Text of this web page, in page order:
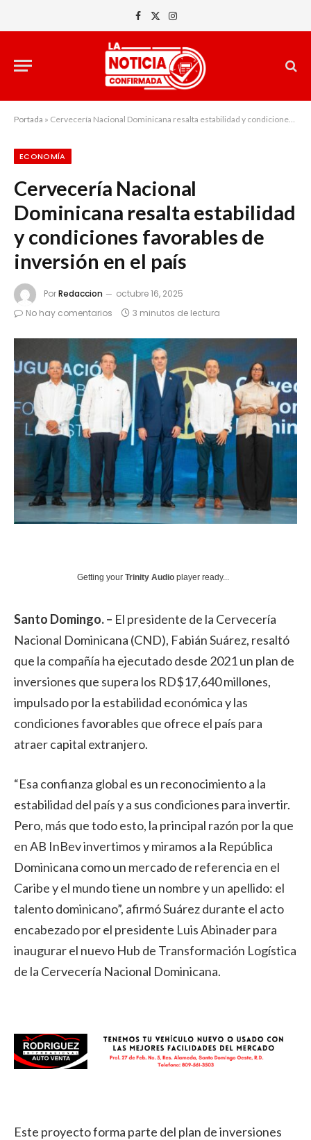
Facebook
X
Instagram
Portada » Cervecería Nacional Dominicana resalta estabilidad y condiciones favorables de inversión en el país
ECONOMÍA
Cervecería Nacional
Dominicana resalta estabilidad
y condiciones favorables de
inversión en el país
PorRedaccion
octubre 16, 2025
No hay comentarios
3 minutos de lectura
Getting your Trinity Audio player ready...
Santo Domingo. – El presidente de la Cervecería
Nacional Dominicana (CND), Fabián Suárez, resaltó
que la compañía ha ejecutado desde 2021 un plan de
inversiones que supera los RD$17,640 millones,
impulsado por la estabilidad económica y las
condiciones favorables que ofrece el país para
atraer capital extranjero.
“Esa confianza global es un reconocimiento a la
estabilidad del país y a sus condiciones para invertir.
Pero, más que todo esto, la principal razón por la que
en AB InBev invertimos y miramos a la República
Dominicana como un mercado de referencia en el
Caribe y el mundo tiene un nombre y un apellido: el
talento dominicano”, afirmó Suárez durante el acto
encabezado por el presidente Luis Abinader para
inaugurar el nuevo Hub de Transformación Logística
de la Cervecería Nacional Dominicana.
Este proyecto forma parte del plan de inversiones